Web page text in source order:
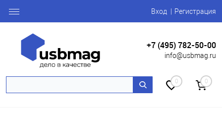
Вход Регистрация
+7 (495) 782-50-00
info@usbmag.ru
0 0